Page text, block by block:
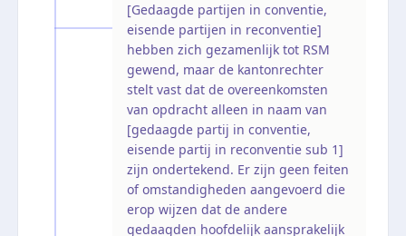
[Gedaagde partijen in conventie,
eisende partijen in reconventie]
hebben zich gezamenlijk tot RSM
gewend, maar de kantonrechter
stelt vast dat de overeenkomsten
van opdracht alleen in naam van
[gedaagde partij in conventie,
eisende partij in reconventie sub 1]
zijn ondertekend. Er zijn geen feiten
of omstandigheden aangevoerd die
erop wijzen dat de andere
gedaagden hoofdelijk aansprakelijk